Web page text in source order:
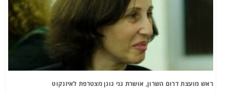
ראש מועצת דרום השרון, אושרת גני גונן מצטרפת לאיזנקוט